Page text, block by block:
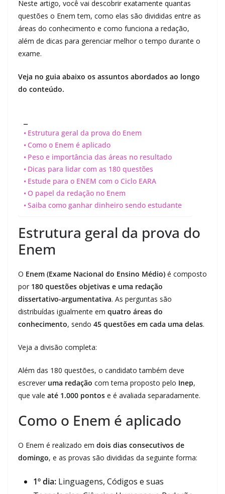
Neste artigo, você vai descobrir exatamente quantas
questões o Enem tem, como elas são divididas entre as
áreas do conhecimento e como funciona a redação,
além de dicas para gerenciar melhor o tempo durante o
exame.
Veja no guia abaixo os assuntos abordados ao longo
do conteúdo.
Estrutura geral da prova do Enem
Como o Enem é aplicado
Peso e importância das áreas no resultado
Dicas para lidar com as 180 questões
Estude para o ENEM com o Ciclo EARA
O papel da redação no Enem
Saiba como ganhar dinheiro sendo estudante
Estrutura geral da prova do
Enem
O Enem (Exame Nacional do Ensino Médio) é composto
por 180 questões objetivas e uma redação
dissertativo-argumentativa. As perguntas são
distribuídas igualmente em quatro áreas do
conhecimento, sendo 45 questões em cada uma delas.
Veja a divisão completa:
Além das 180 questões, o candidato também deve
escrever uma redação com tema proposto pelo Inep,
que vale até 1.000 pontos e é avaliada separadamente.
Como o Enem é aplicado
O Enem é realizado em dois dias consecutivos de
domingo, e as provas são divididas da seguinte forma:
1º dia: Linguagens, Códigos e suas